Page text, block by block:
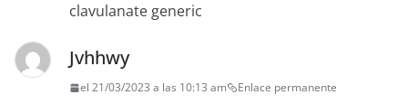
clavulanate generic
Jvhhwy
el 21/03/2023 a las 10:13 am Enlace permanente